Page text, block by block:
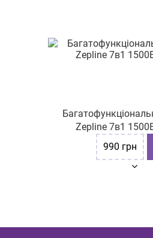
Zepline 7в1
990 грн